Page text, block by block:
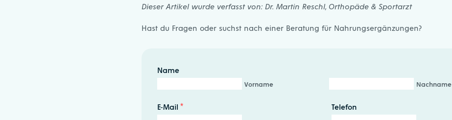
Dieser Artikel wurde verfasst von: Dr. Martin Reschl, Orthopäde & Sportarzt
Hast du Fragen oder suchst nach einer Beratung für Nahrungsergänzungen?
Name
Vorname Nachname
E-Mail * Telefon